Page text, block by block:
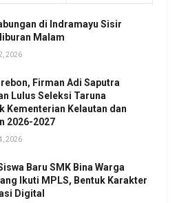
di Indramayu Sisir
Malam
2026
Firman Adi Saputra
Lulus Seleksi Taruna
Kementerian Kelautan dan
2026-2027
2026
Baru SMK Bina Warga
Ikuti MPLS, Bentuk Karakter
Digital